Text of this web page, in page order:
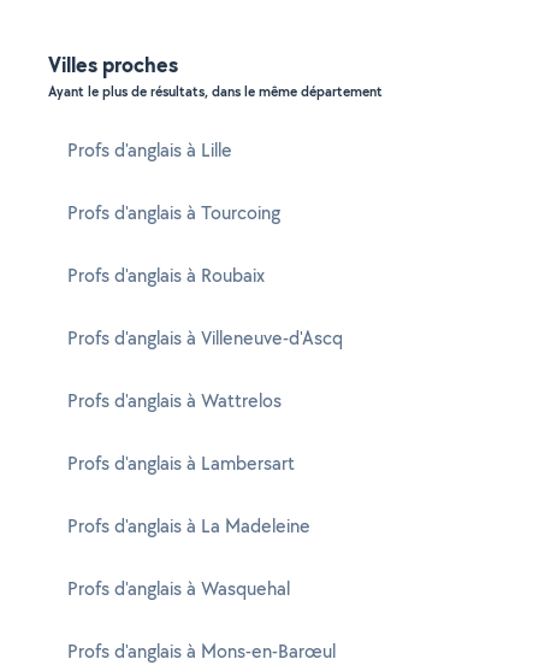
Villes proches
Ayant le plus de résultats, dans le même département
Profs d'anglais à Lille
Profs d'anglais à Tourcoing
Profs d'anglais à Roubaix
Profs d'anglais à Villeneuve-d'Ascq
Profs d'anglais à Wattrelos
Profs d'anglais à Lambersart
Profs d'anglais à La Madeleine
Profs d'anglais à Wasquehal
Profs d'anglais à Mons-en-Barœul